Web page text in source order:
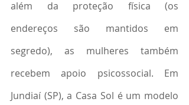
além da proteção física (os
endereços são mantidos em
segredo), as mulheres também
recebem apoio psicossocial. Em
Jundiaí (SP), a Casa Sol é um modelo